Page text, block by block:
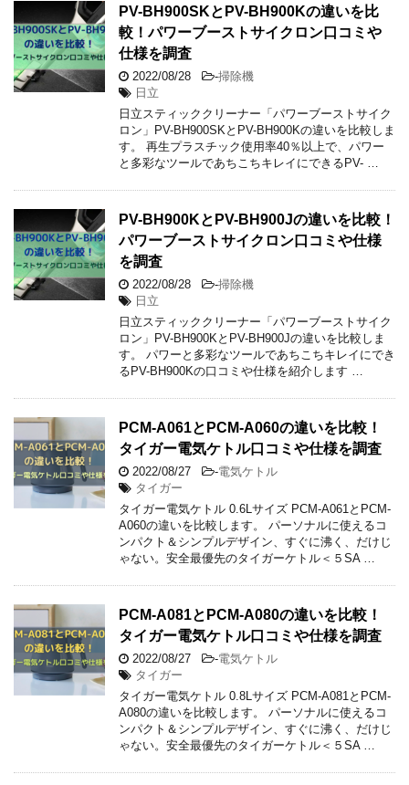
PV-BH900SKとPV-BH900Kの違いを比
較！パワーブーストサイクロン口コミや
仕様を調査
2022/08/28 -掃除機
日立
日立スティッククリーナー「パワーブーストサイク
ロン」PV-BH900SKとPV-BH900Kの違いを比較しま
す。 再生プラスチック使用率40％以上で、パワー
と多彩なツールであちこちキレイにできるPV- …
PV-BH900KとPV-BH900Jの違いを比較！
パワーブーストサイクロン口コミや仕様
を調査
2022/08/28 -掃除機
日立
日立スティッククリーナー「パワーブーストサイク
ロン」PV-BH900KとPV-BH900Jの違いを比較しま
す。 パワーと多彩なツールであちこちキレイにでき
るPV-BH900Kの口コミや仕様を紹介します …
PCM-A061とPCM-A060の違いを比較！
タイガー電気ケトル口コミや仕様を調査
2022/08/27 -電気ケトル
タイガー
タイガー電気ケトル 0.6Lサイズ PCM-A061とPCM-
A060の違いを比較します。 パーソナルに使えるコ
ンパクト＆シンプルデザイン、すぐに沸く、だけじ
ゃない。安全最優先のタイガーケトル＜５SA …
PCM-A081とPCM-A080の違いを比較！
タイガー電気ケトル口コミや仕様を調査
2022/08/27 -電気ケトル
タイガー
タイガー電気ケトル 0.8Lサイズ PCM-A081とPCM-
A080の違いを比較します。 パーソナルに使えるコ
ンパクト＆シンプルデザイン、すぐに沸く、だけじ
ゃない。安全最優先のタイガーケトル＜５SA …